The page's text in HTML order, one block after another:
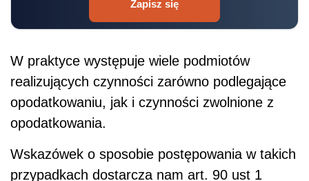
Zapisz się
W praktyce występuje wiele podmiotów
realizujących czynności zarówno podlegające
opodatkowaniu, jak i czynności zwolnione z
opodatkowania.
Wskazówek o sposobie postępowania w takich
przypadkach dostarcza nam art. 90 ust 1